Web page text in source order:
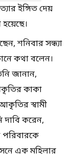
ইঙ্গিত দেয়
শনিবার সন্ধ্যা
কথা বলেন।
জানান,
কাকা
স্বামী
করেন,
এক মহিলার